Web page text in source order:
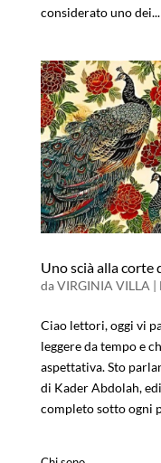
considerato uno dei...
Uno scià alla corte
daVIRGINIA VILLA |
Ciao lettori, oggi vi
leggere da tempo e
aspettativa. Sto
di Kader Abdolah,
completo sotto ogni